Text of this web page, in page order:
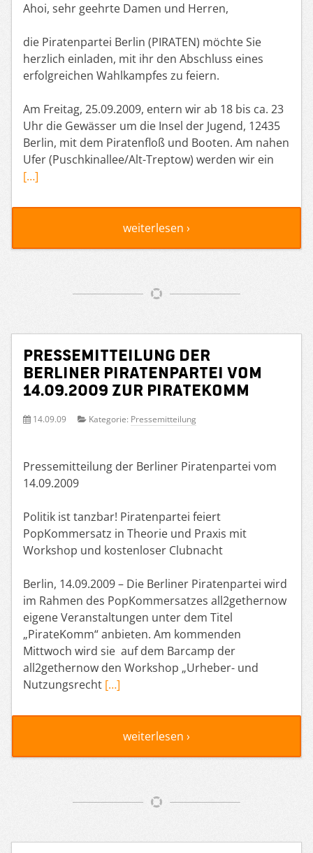
Ahoi, sehr geehrte Damen und Herren,
die Piratenpartei Berlin (PIRATEN) möchte Sie
herzlich einladen, mit ihr den Abschluss eines
erfolgreichen Wahlkampfes zu feiern.
Am Freitag, 25.09.2009, entern wir ab 18 bis ca. 23
Uhr die Gewässer um die Insel der Jugend, 12435
Berlin, mit dem Piratenfloß und Booten. Am nahen
Ufer (Puschkinallee/Alt-Treptow) werden wir ein
[…]
weiterlesen ›
Pressemitteilung der
Berliner Piratenpartei vom
14.09.2009 zur PirateKomm
14.09.09 Kategorie: Pressemitteilung
Pressemitteilung der Berliner Piratenpartei vom
14.09.2009
Politik ist tanzbar! Piratenpartei feiert
PopKommersatz in Theorie und Praxis mit
Workshop und kostenloser Clubnacht
Berlin, 14.09.2009 – Die Berliner Piratenpartei wird
im Rahmen des PopKommersatzes all2gethernow
eigene Veranstaltungen unter dem Titel
„PirateKomm“ anbieten. Am kommenden
Mittwoch wird sie auf dem Barcamp der
all2gethernow den Workshop „Urheber- und
Nutzungsrecht […]
weiterlesen ›